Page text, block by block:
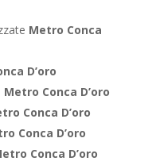
Metro Conca
D’oro
Metro Conca D’oro
Conca D’oro
Conca D’oro
Conca D’oro